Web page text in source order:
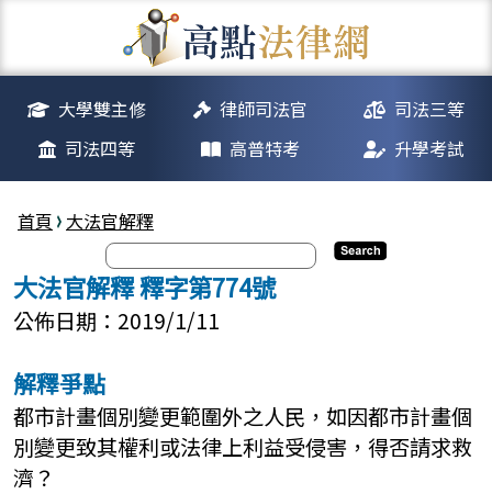
大學雙主修 律師司法官
司法三等
司法四等
高普特考 升學考試
首頁 大法官解釋
大法官解釋 釋字第774號
公佈日期：2019/1/11
解釋爭點
都市計畫個別變更範圍外之人民，如因都市計畫個
別變更致其權利或法律上利益受侵害，得否請求救
濟？